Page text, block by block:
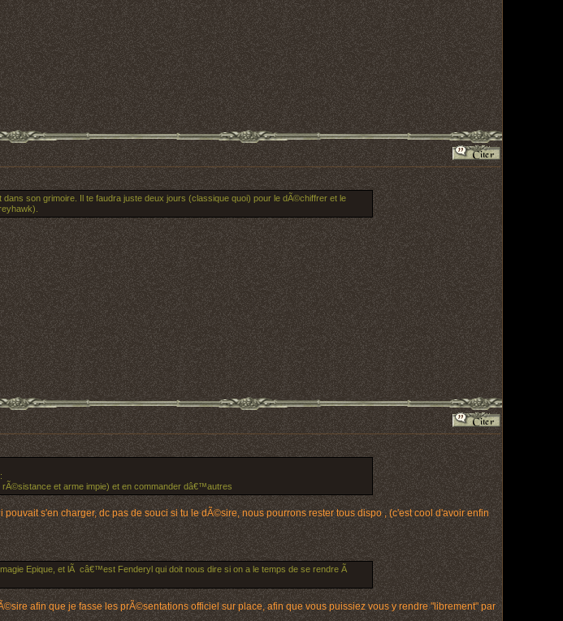
son grimoire. Il te faudra juste deux jours (classique quoi) pour le dÃ©chiffrer et le
et arme impie) et en commander dâ€™autres
s'en charger, dc pas de souci si tu le dÃ©sire, nous pourrons rester tous dispo , (c'est cool d'avoir enfin
Epique, et lÃ câ€™est Fenderyl qui doit nous dire si on a le temps de se rendre Ã
afin que je fasse les prÃ©sentations officiel sur place, afin que vous puissiez vous y rendre "librement" par